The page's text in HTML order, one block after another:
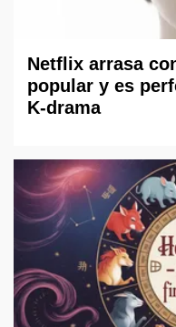
Netflix arrasa
popular y es
K-drama